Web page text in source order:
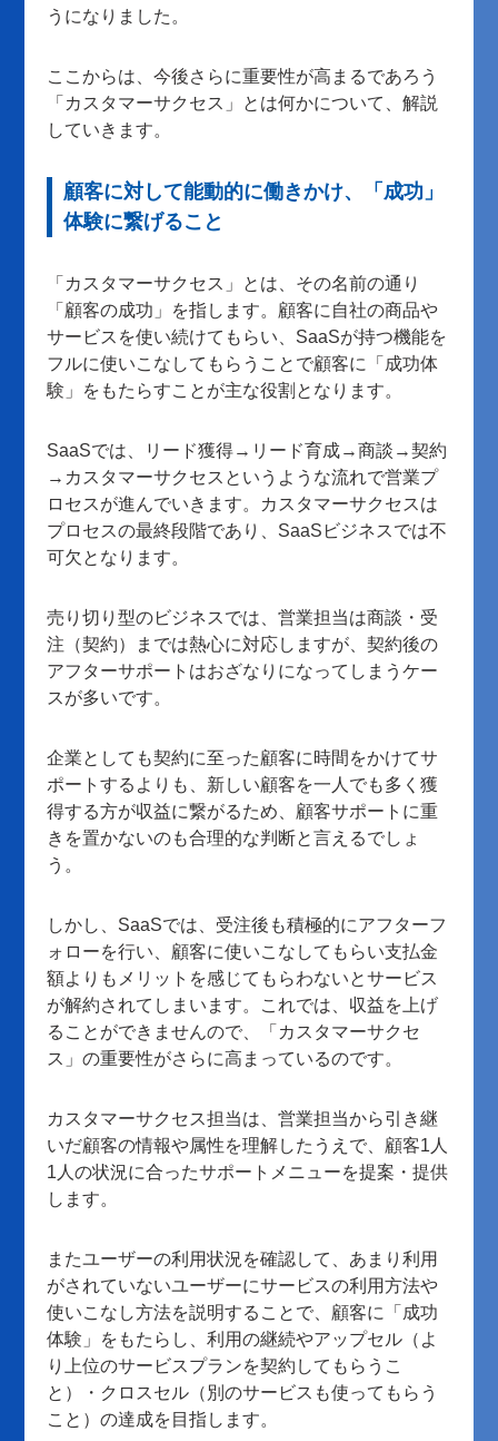
うになりました。
ここからは、今後さらに重要性が高まるであろう
「カスタマーサクセス」とは何かについて、解説
していきます。
顧客に対して能動的に働きかけ、「成功」
体験に繋げること
「カスタマーサクセス」とは、その名前の通り
「顧客の成功」を指します。顧客に自社の商品や
サービスを使い続けてもらい、SaaSが持つ機能を
フルに使いこなしてもらうことで顧客に「成功体
験」をもたらすことが主な役割となります。
SaaSでは、リード獲得→リード育成→商談→契約
→カスタマーサクセスというような流れで営業プ
ロセスが進んでいきます。カスタマーサクセスは
プロセスの最終段階であり、SaaSビジネスでは不
可欠となります。
売り切り型のビジネスでは、営業担当は商談・受
注（契約）までは熱心に対応しますが、契約後の
アフターサポートはおざなりになってしまうケー
スが多いです。
企業としても契約に至った顧客に時間をかけてサ
ポートするよりも、新しい顧客を一人でも多く獲
得する方が収益に繋がるため、顧客サポートに重
きを置かないのも合理的な判断と言えるでしょ
う。
しかし、SaaSでは、受注後も積極的にアフターフ
ォローを行い、顧客に使いこなしてもらい支払金
額よりもメリットを感じてもらわないとサービス
が解約されてしまいます。これでは、収益を上げ
ることができませんので、「カスタマーサクセ
ス」の重要性がさらに高まっているのです。
カスタマーサクセス担当は、営業担当から引き継
いだ顧客の情報や属性を理解したうえで、顧客1人
1人の状況に合ったサポートメニューを提案・提供
します。
またユーザーの利用状況を確認して、あまり利用
がされていないユーザーにサービスの利用方法や
使いこなし方法を説明することで、顧客に「成功
体験」をもたらし、利用の継続やアップセル（よ
り上位のサービスプランを契約してもらうこ
と）・クロスセル（別のサービスも使ってもらう
こと）の達成を目指します。